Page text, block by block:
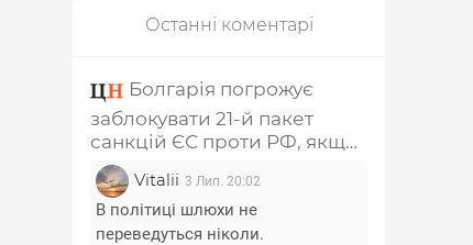
Останні коментарі
Болгарія погрожує
заблокувати 21-й пакет
санкцій ЄС проти РФ, якщо
з нього не приберуть главу
РПЦ Кирила та
співзасновника "Лукойла"
Vitalii 3 Лип. 20:02
В політиці шлюхи не
переведуться ніколи.